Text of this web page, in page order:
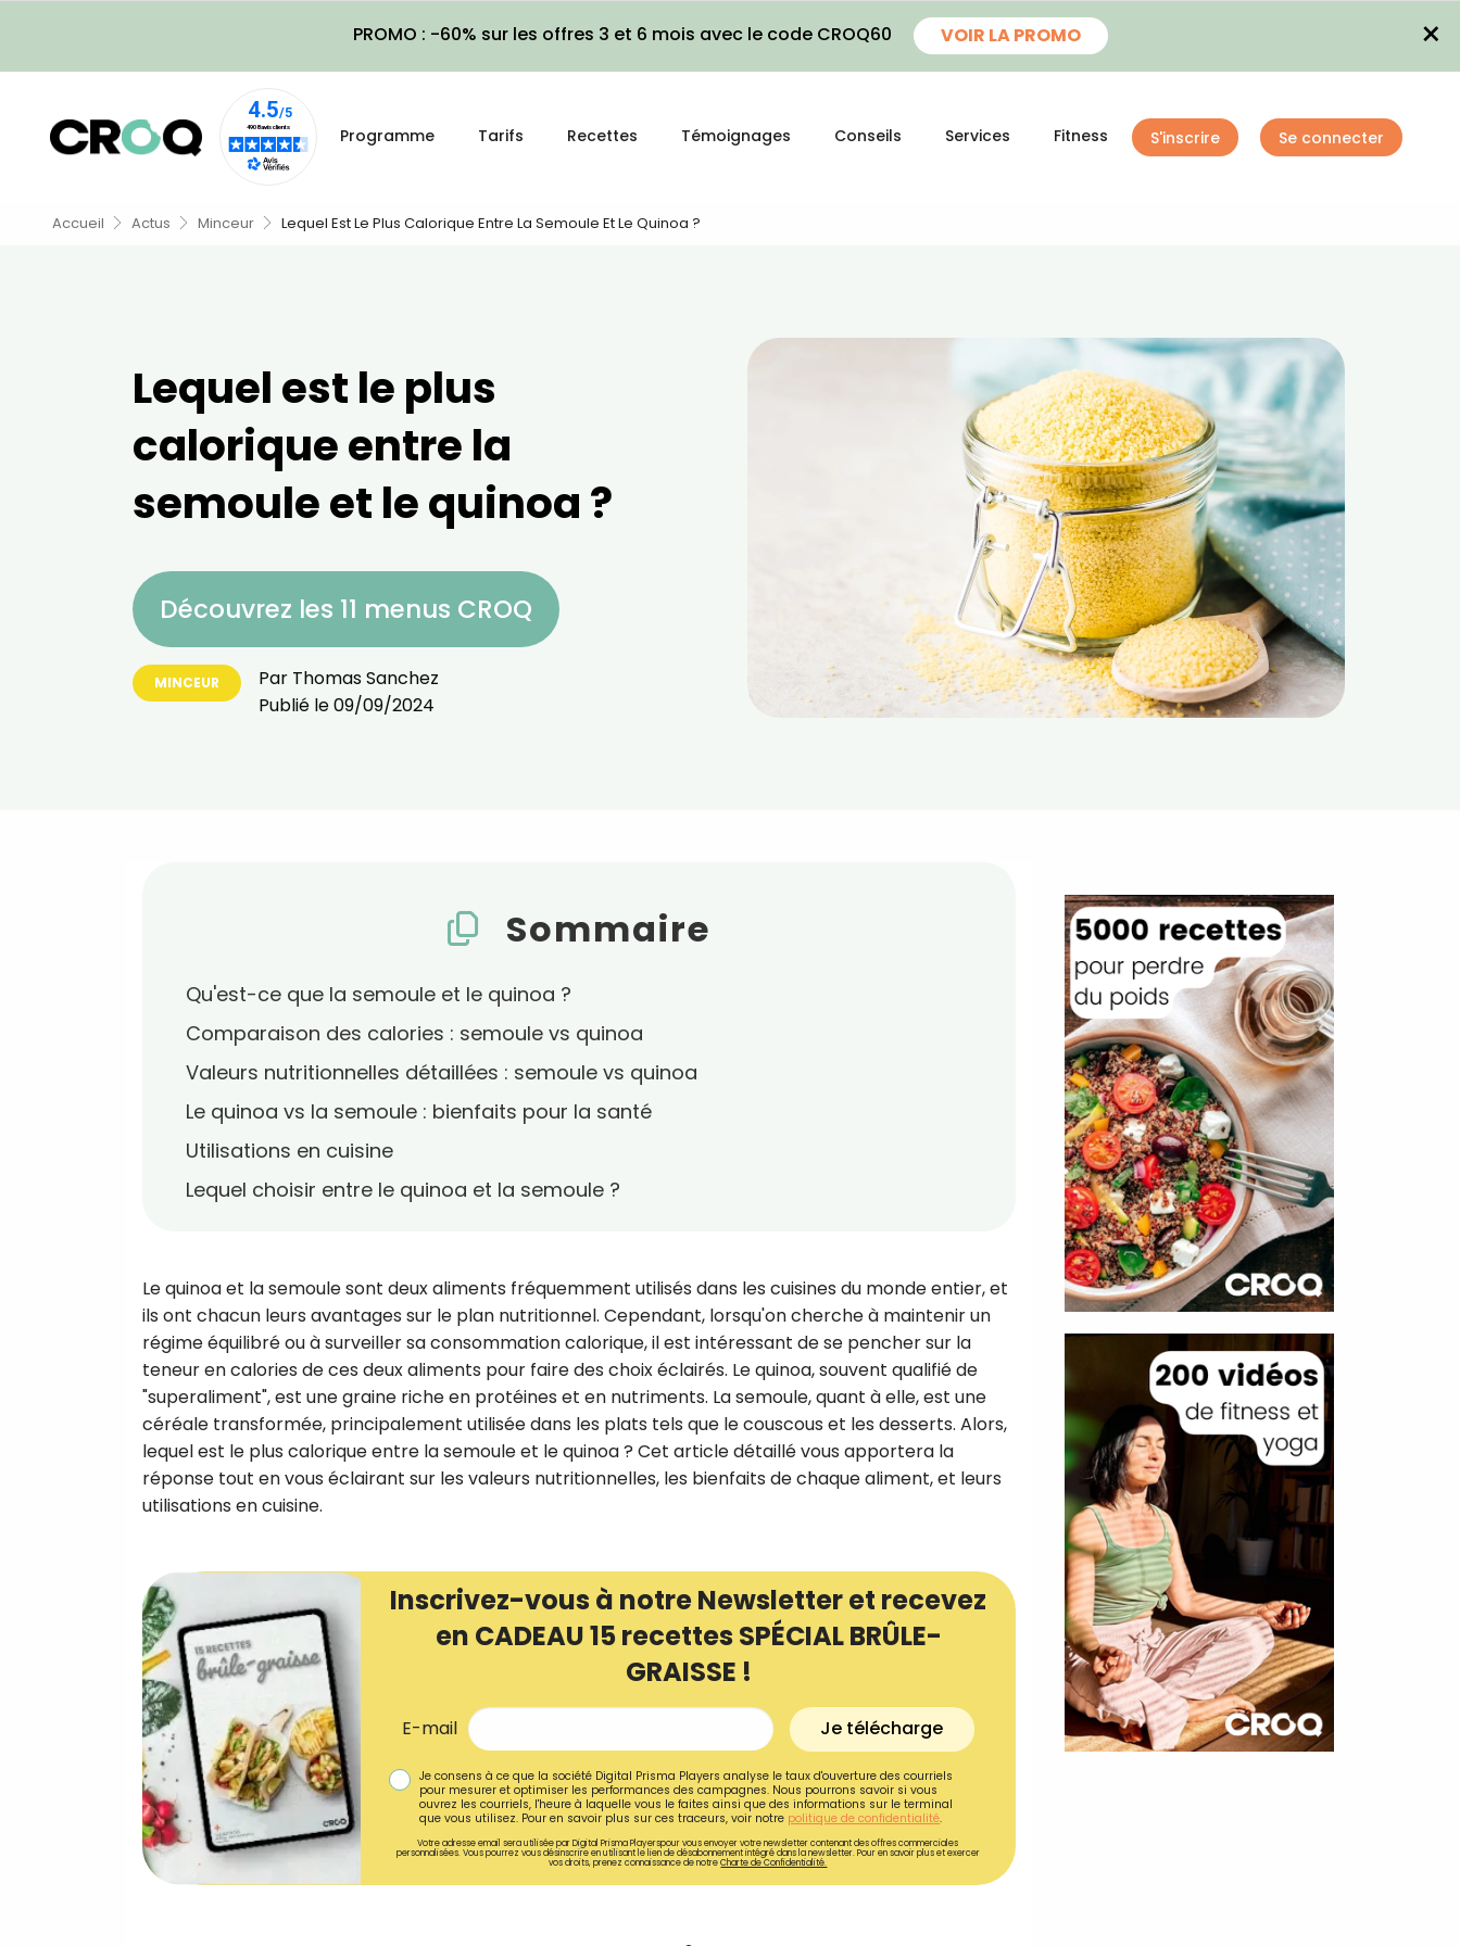
PROMO : -60% sur les offres 3 et 6 mois avec le code CROQ60 VOIR LA PROMO ×
Programme Tarifs Recettes Témoignages Conseils Services Fitness S'inscrire Se connecter
Accueil Actus Minceur Lequel Est Le Plus Calorique Entre La Semoule Et Le Quinoa ?
Lequel est le plus
calorique entre la
semoule et le quinoa ?
Découvrez les 11 menus CROQ
MINCEUR Par Thomas Sanchez
Publié le09/09/2024
Sommaire
Qu'est-ce que la semoule et le quinoa ?
Comparaison des calories : semoule vs quinoa
Valeurs nutritionnelles détaillées : semoule vs quinoa
Le quinoa vs la semoule : bienfaits pour la santé
Utilisations en cuisine
Lequel choisir entre le quinoa et la semoule ?
Le quinoa et la semoule sont deux aliments fréquemment utilisés dans les cuisines du monde entier, et
ils ont chacun leurs avantages sur le plan nutritionnel. Cependant, lorsqu'on cherche à maintenir un
régime équilibré ou à surveiller sa consommation calorique, il est intéressant de se pencher sur la
teneur en calories de ces deux aliments pour faire des choix éclairés. Le quinoa, souvent qualifié de
"superaliment", est une graine riche en protéines et en nutriments. La semoule, quant à elle, est une
céréale transformée, principalement utilisée dans les plats tels que le couscous et les desserts. Alors,
lequel est le plus calorique entre la semoule et le quinoa ? Cet article détaillé vous apportera la
réponse tout en vous éclairant sur les valeurs nutritionnelles, les bienfaits de chaque aliment, et leurs
utilisations en cuisine.
Inscrivez-vous à notre Newsletter et recevez
en CADEAU 15 recettes SPÉCIAL BRÛLE-
GRAISSE !
E-mail Je télécharge
Je consens à ce que la société Digital Prisma Players analyse le taux d'ouverture des courriels
pour mesurer et optimiser les performances des campagnes. Nous pourrons savoir si vous
ouvrez les courriels, l'heure à laquelle vous le faites ainsi que des informations sur le terminal
que vous utilisez. Pour en savoir plus sur ces traceurs, voir notre politique de confidentialité.
Votre adresse email sera utilisée par Digital Prisma Playerspour vous envoyer votre newsletter contenant des offres commerciales
personnalisées. Vous pourrez vous désinscrire en utilisant le lien de désabonnement intégré dans la newsletter. Pour en savoir plus et exercer
vos droits, prenez connaissance de notreCharte de Confidentialité.
Recevez gratuitement 180
recettes inédites de CROQ
!